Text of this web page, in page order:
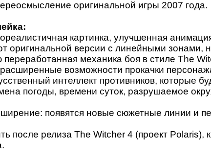
оригинальной игры 2007 года.
картинка, улучшенная
оригинальной версии с линейными зонами,
переработанная механика боя в стиле The
расширенные возможности прокачки
интеллект противников, которые
погоды, времени суток, разрушаемое
появятся новые сюжетные линии и
после релиза The Witcher 4 (проект